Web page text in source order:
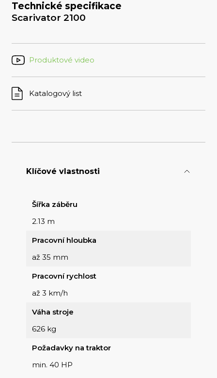
Technické specifikace
Scarivator 2100
Produktové video
Katalogový list
Klíčové vlastnosti
Šířka záběru
2.13 m
Pracovní hloubka
až 35 mm
Pracovní rychlost
až 3 km/h
Váha stroje
626 kg
Požadavky na traktor
min. 40 HP